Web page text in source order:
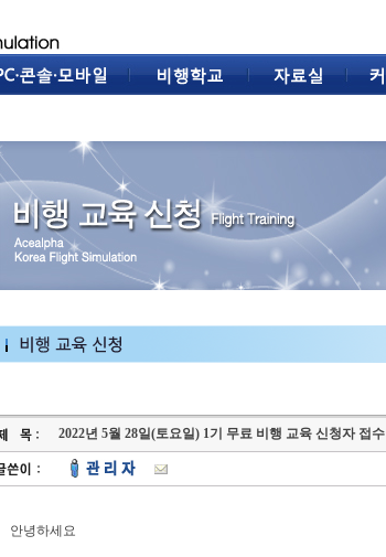
2022년 5월 28일(토요일) 1기 무료 비행 교육 신청자 접수
안녕하세요